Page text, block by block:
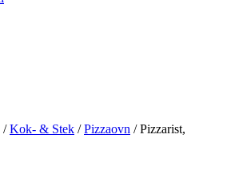
/Kok- & Stek /Pizzaovn / Pizzarist,